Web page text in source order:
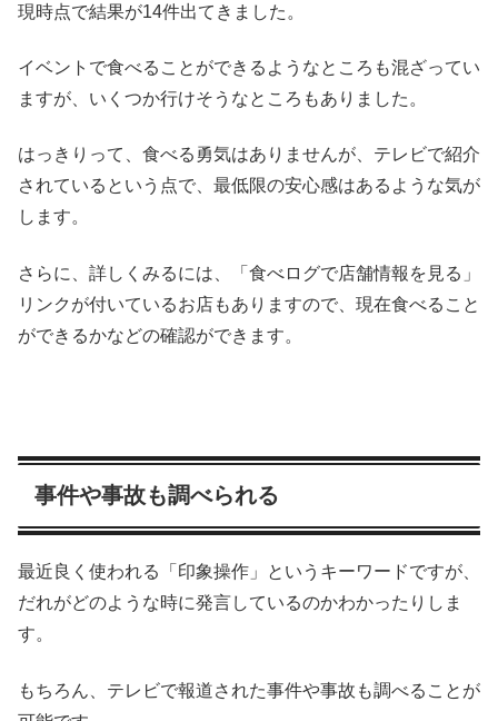
現時点で結果が14件出てきました。
イベントで食べることができるようなところも混ざってい
ますが、いくつか行けそうなところもありました。
はっきりって、食べる勇気はありませんが、テレビで紹介
されているという点で、最低限の安心感はあるような気が
します。
さらに、詳しくみるには、「食べログで店舗情報を見る」
リンクが付いているお店もありますので、現在食べること
ができるかなどの確認ができます。
事件や事故も調べられる
最近良く使われる「印象操作」というキーワードですが、
だれがどのような時に発言しているのかわかったりしま
す。
もちろん、テレビで報道された事件や事故も調べることが